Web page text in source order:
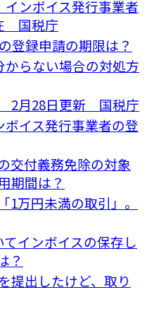
ンボイス発行事業者
国税庁
登録申請の期限は？
からない場合の対処方
2月28日更新 国税庁
イス発行事業者の登
交付義務免除の対象
期間は？
1万円未満の取引」。
インボイスの保存し
？
提出したけど、取り